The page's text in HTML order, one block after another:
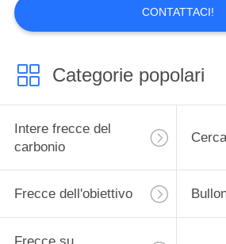
CONTATTACI!
Categorie popolari
Intere frecce del
carbonio
Frecce dell'obiettivo